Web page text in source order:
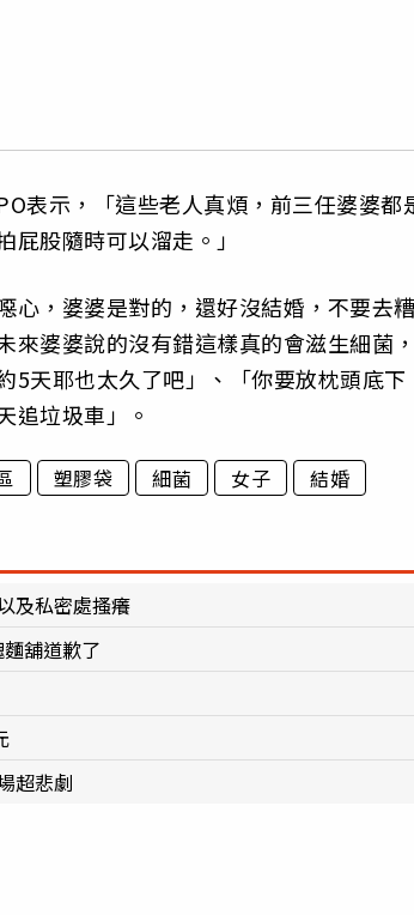
表示，「這些老人真煩，前三任婆婆都
股隨時可以溜走。」
心，婆婆是對的，還好沒結婚，不要去
來婆婆說的沒有錯這樣真的會滋生細菌
5天耶也太久了吧」、「你要放枕頭底下
追垃圾車」。
塑膠袋 細菌 女子 結婚
及私密處搔癢
舖道歉了
超悲劇